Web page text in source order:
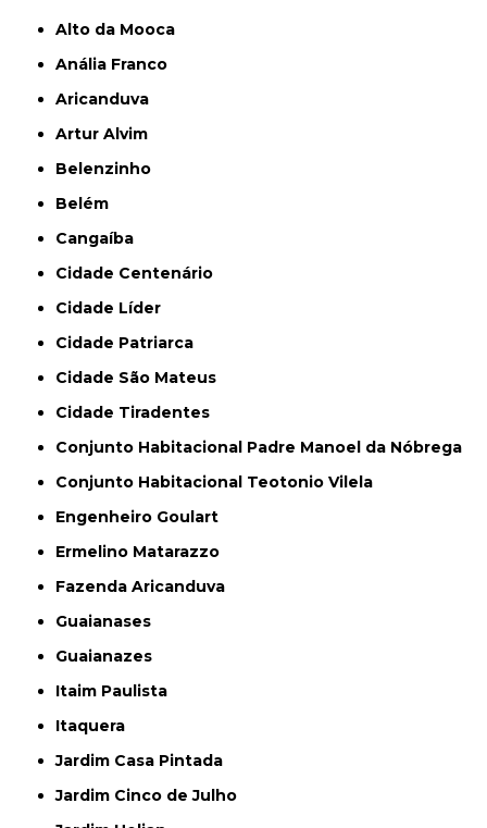
Alto da Mooca
Anália Franco
Aricanduva
Artur Alvim
Belenzinho
Belém
Cangaíba
Cidade Centenário
Cidade Líder
Cidade Patriarca
Cidade São Mateus
Cidade Tiradentes
Conjunto Habitacional Padre Manoel da Nóbrega
Conjunto Habitacional Teotonio Vilela
Engenheiro Goulart
Ermelino Matarazzo
Fazenda Aricanduva
Guaianases
Guaianazes
Itaim Paulista
Itaquera
Jardim Casa Pintada
Jardim Cinco de Julho